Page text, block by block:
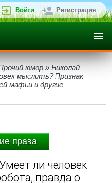
Войти Регистрация
юмор » Николай
мыслить? Признак
мафии и другие
права
ли человек
правда о